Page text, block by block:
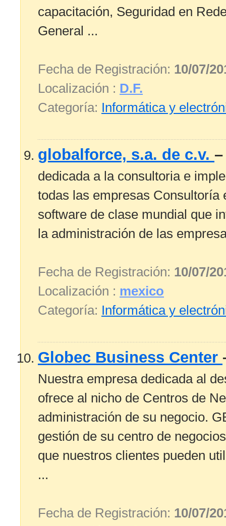
capacitación, Seguridad en
General ...
Fecha de Registración: 10/07/
Localización : D.F.
Categoría: Informática y
globalforce, s.a. de c.v.
dedicada a la consultoria e
todas las empresas Consultoría
software de clase mundial que
la administración de las
Fecha de Registración: 10/07/
Localización : mexico
Categoría: Informática y
Globec Business Center
Nuestra empresa dedicada al
ofrece al nicho de Centros de
administración de su negocio.
gestión de su centro de
que nuestros clientes pueden
...
Fecha de Registración: 10/07/